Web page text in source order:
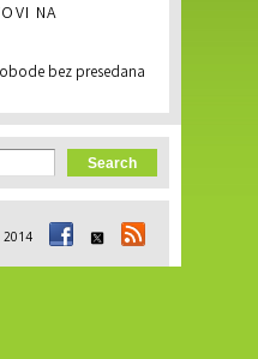
NA
bez presedana
2014